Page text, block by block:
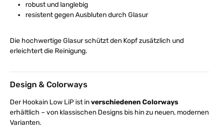
robust und langlebig
resistent gegen Ausbluten durch Glasur
Die hochwertige Glasur schützt den Kopf zusätzlich und
erleichtert die Reinigung.
Design & Colorways
Der Hookain Low LiP ist inverschiedenen Colorways
erhältlich – von klassischen Designs bis hin zu neuen, modernen
Varianten.